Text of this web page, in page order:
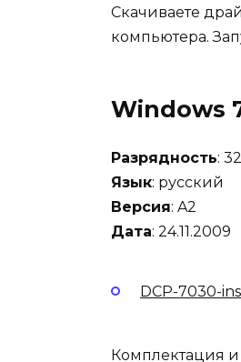
Скачиваете
компьютера.
Windows
Разрядность:
Язык: русский
Версия: A2
Дата: 24.11.2009
DCP-7030-
Комплектация и